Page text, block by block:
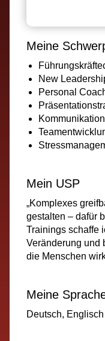
Meine
New
Personal
Mein USP
„Komplexes
gestalten – dafür
Trainings schaffe
Veränderung und
die Menschen
Meine
Deutsch, Englisch